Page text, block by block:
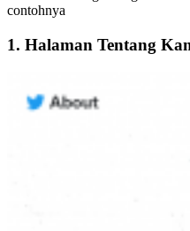
contohnya
1. Halaman Tentang